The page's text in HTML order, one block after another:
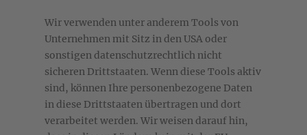
Wir verwenden unter anderem Tools von
Unternehmen mit Sitz in den USA oder
sonstigen datenschutzrechtlich nicht
sicheren Drittstaaten. Wenn diese Tools aktiv
sind, können Ihre personenbezogene Daten
in diese Drittstaaten übertragen und dort
verarbeitet werden. Wir weisen darauf hin,